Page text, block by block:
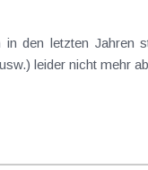
den letzten Jahren
leider nicht mehr